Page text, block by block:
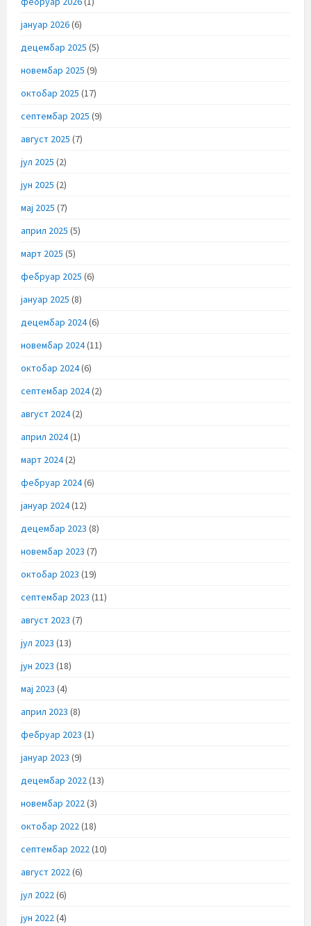
јануар 2026(6)
децембар 2025 (5)
новембар 2025 (9)
октобар 2025 (17)
септембар 2025 (9)
август 2025 (7)
јул 2025 (2)
јун 2025 (2)
мај 2025 (7)
април 2025 (5)
март 2025 (5)
фебруар 2025 (6)
јануар 2025 (8)
децембар 2024(6)
новембар 2024(11)
октобар 2024(6)
септембар 2024(2)
август 2024(2)
април 2024(1)
март 2024(2)
фебруар 2024(6)
јануар 2024(12)
децембар 2023 (8)
новембар 2023 (7)
октобар 2023 (19)
септембар 2023 (11)
август 2023 (7)
јул 2023 (13)
јун 2023 (18)
мај 2023 (4)
април 2023 (8)
фебруар 2023 (1)
јануар 2023 (9)
децембар 2022(13)
новембар 2022(3)
октобар 2022(18)
септембар 2022(10)
август 2022(6)
јул 2022(6)
јун 2022(4)